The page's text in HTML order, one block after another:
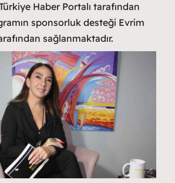
Haber Portalı tarafından
sponsorluk desteği Evrim
sağlanmaktadır.